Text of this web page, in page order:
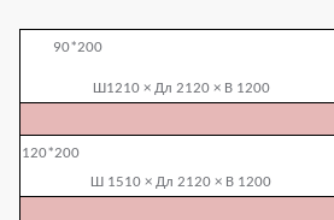
90*200
Ш1210 × Дл 2120 × В 1200
120*200
Ш 1510 × Дл 2120 × В 1200